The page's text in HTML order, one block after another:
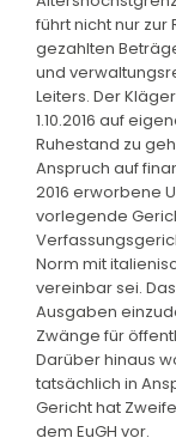
führt nicht nur
gezahlten
und
Leiters. Der
1.10.2016 auf
Ruhestand zu
Anspruch auf
2016 erworbene
vorlegende
Norm mit
vereinbar sei.
Ausgaben
Zwänge für
Darüber hinaus
tatsächlich in
Gericht hat
dem EuGH vor.